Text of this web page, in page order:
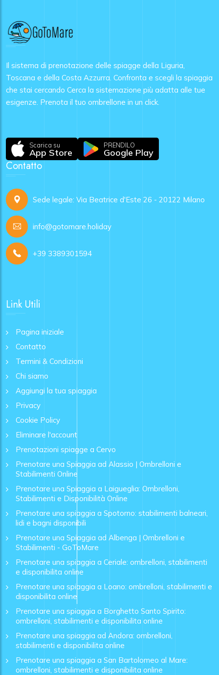
Il sistema di prenotazione delle spiagge della Liguria,
Toscana e della Costa Azzurra. Confronta e scegli la spiaggia
che stai cercando Cerca la sistemazione più adatta alle tue
esigenze. Prenota il tuo ombrellone in un click.
Scarica su
App Store
PRENDILO
Google Play
Contatto
Sede legale: Via Beatrice d'Este 26 - 20122 Milano
info@gotomare.holiday
+39 3389301594
Link Utili
Pagina iniziale
Contatto
Termini & Condizioni
Chi siamo
Aggiungi la tua spiaggia
Privacy
Cookie Policy
Eliminare l'account
Prenotazioni spiagge a Cervo
Prenotare una Spiaggia ad Alassio | Ombrelloni e
Stabilimenti Online
Prenotare una Spiaggia a Laigueglia: Ombrelloni,
Stabilimenti e Disponibilità Online
Prenotare una spiaggia a Spotorno: stabilimenti balneari,
lidi e bagni disponibili
Prenotare una Spiaggia ad Albenga | Ombrelloni e
Stabilimenti - GoToMare
Prenotare una spiaggia a Ceriale: ombrelloni, stabilimenti
e disponibilita online
Prenotare una spiaggia a Loano: ombrelloni, stabilimenti e
disponibilita online
Prenotare una spiaggia a Borghetto Santo Spirito:
ombrelloni, stabilimenti e disponibilita online
Prenotare una spiaggia ad Andora: ombrelloni,
stabilimenti e disponibilita online
Prenotare una spiaggia a San Bartolomeo al Mare:
ombrelloni, stabilimenti e disponibilita online